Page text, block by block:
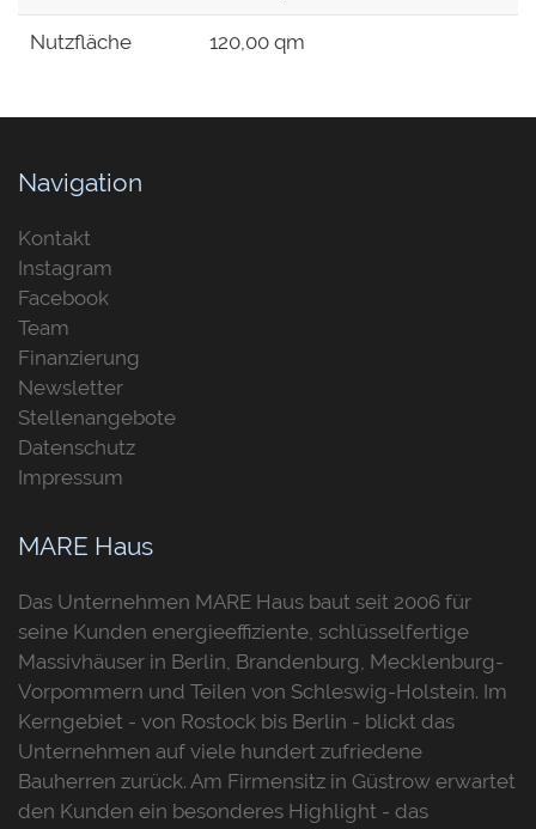
Nutzfläche 120,00 qm
Navigation
Kontakt
Instagram
Facebook
Team
Finanzierung
Newsletter
Stellenangebote
Datenschutz
Impressum
MARE Haus
Das Unternehmen MARE Haus baut seit 2006 für
seine Kunden energieeffiziente, schlüsselfertige
Massivhäuser in Berlin, Brandenburg, Mecklenburg-
Vorpommern und Teilen von Schleswig-Holstein. Im
Kerngebiet - von Rostock bis Berlin - blickt das
Unternehmen auf viele hundert zufriedene
Bauherren zurück. Am Firmensitz in Güstrow erwartet
den Kunden ein besonderes Highlight - das